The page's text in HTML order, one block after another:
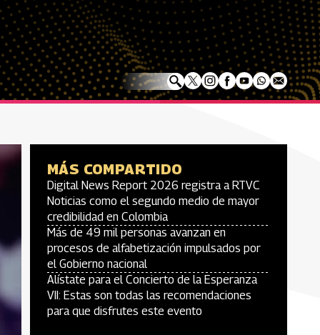
MÁS COMPARTIDO
Digital News Report 2026 registra a RTVC
Noticias como el segundo medio de mayor
credibilidad en Colombia
Más de 49 mil personas avanzan en
procesos de alfabetización impulsados por
el Gobierno nacional
Alístate para el Concierto de la Esperanza
VII: Estas son todas las recomendaciones
para que disfrutes este evento